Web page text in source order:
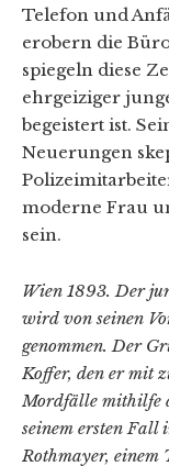
Telefon und
erobern die
spiegeln diese
ehrgeiziger
begeistert ist.
Neuerungen
moderne Frau
sein.
Wien 1893. Der
wird von seinen
genommen. Der
Koffer, den er mit
Mordfälle mithilfe
seinem ersten Fall
Rothmayer, einem